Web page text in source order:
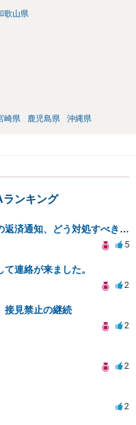
歌山県
崎県 鹿児島県 沖縄県
ランキング
口座売却後に法律事務所からの返済通知、どう対処すべきか？
5
連絡が来ました。
2
接見禁止の継続
2
2
2